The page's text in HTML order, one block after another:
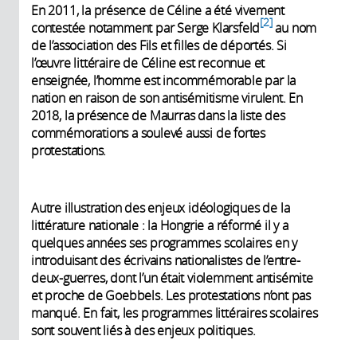
En 2011, la présence de Céline a été vivement
contestée notamment par Serge Klarsfeld 2 au nom
de l’association des Fils et filles de déportés. Si
l’œuvre littéraire de Céline est reconnue et
enseignée, l’homme est incommémorable par la
nation en raison de son antisémitisme virulent. En
2018, la présence de Maurras dans la liste des
commémorations a soulevé aussi de fortes
protestations.
Autre illustration des enjeux idéologiques de la
littérature nationale : la Hongrie a réformé il y a
quelques années ses programmes scolaires en y
introduisant des écrivains nationalistes de l’entre-
deux-guerres, dont l’un était violemment antisémite
et proche de Goebbels. Les protestations n’ont pas
manqué. En fait, les programmes littéraires scolaires
sont souvent liés à des enjeux politiques.